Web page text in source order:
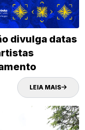
divulga datas
LEIA MAIS